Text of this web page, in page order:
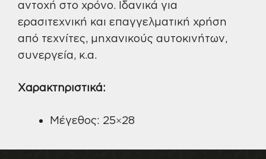
αντοχή στο χρόνο. Ιδανικά για
ερασιτεχνική και επαγγελματική χρήση
από τεχνίτες, μηχανικούς αυτοκινήτων,
συνεργεία, κ.α.
Χαρακτηριστικά:
Μέγεθος: 25×28